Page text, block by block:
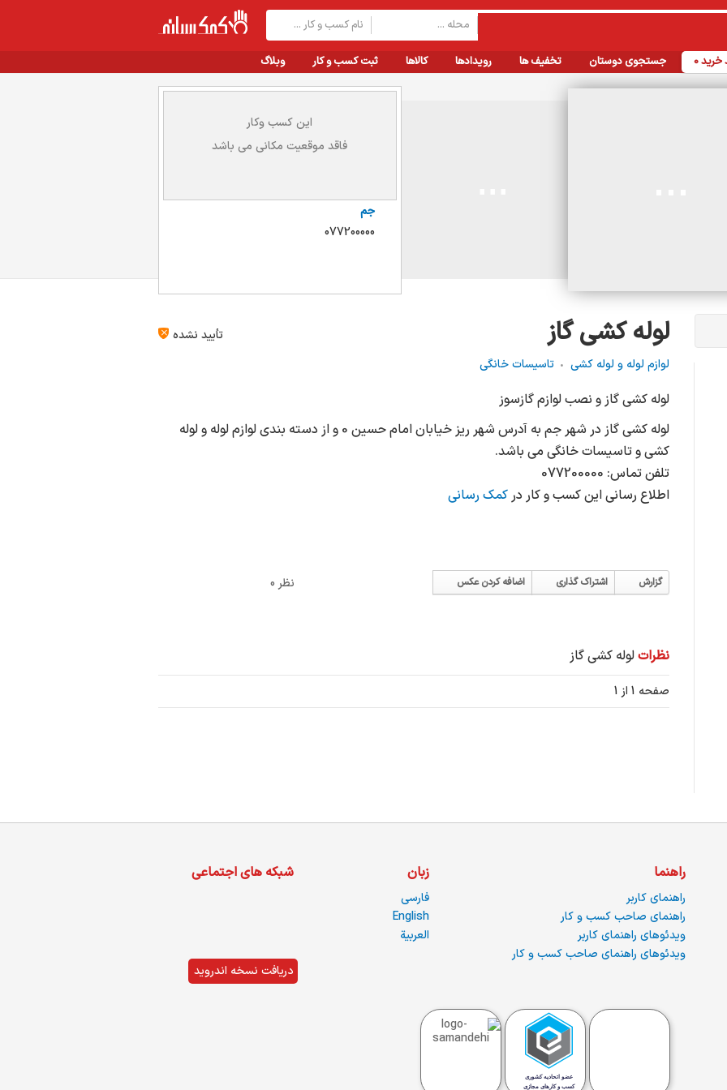
وبلاگ ثبت کسب و کار کالاها رویدادها تخفیف ها جستجوی دوستان خرید0
این کسب وکار
فاقد موقعیت مکانی می باشد
جم
077200000
لوله کشی گاز
تأیید نشده
لوازم لوله و لوله کشی
تاسیسات خانگی
لوله کشی گاز و نصب لوازم گازسوز
لوله کشی گاز در شهر جم به آدرس شهر ریز خیابان امام حسین 0 و از دسته بندی لوازم لوله و لوله
کشی و تاسیسات خانگی می باشد.
تلفن تماس: 077200000
اطلاع رسانی این کسب و کار درکمک رسانی
اضافه کردن عکس اشتراک گذاری گزارش 0 نظر
نظراتلوله کشی گاز
صفحه 1 از 1
راهنما
راهنمای کاربر
راهنمای صاحب کسب و کار
ویدئوهای راهنمای کاربر
ویدئوهای راهنمای صاحب کسب و کار
زبان
فارسی
English
العربية
شبکه های اجتماعی
دریافت نسخه اندروید